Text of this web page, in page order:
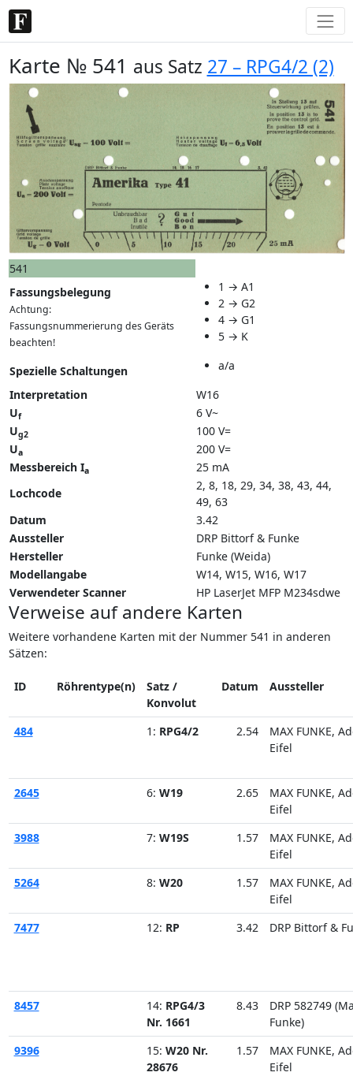
Karte № 541 aus Satz 27 – RPG4/2 (2)
541
Fassungsbelegung
Achtung:
Fassungsnummerierung des Geräts
beachten!
1 → A1
2 → G2
4 → G1
5 → K
Spezielle Schaltungen
a/a
Interpretation
W16
Uf
6 V~
Ug2
100 V=
Ua
200 V=
Messbereich Ia
25 mA
Lochcode
2, 8, 18, 29, 34, 38, 43, 44,
49, 63
Datum
3.42
Aussteller
DRP Bittorf & Funke
Hersteller
Funke (Weida)
Modellangabe
W14 W15 W16 W17
Verwendeter Scanner
HP LaserJet MFP M234sdwe
Verweise auf andere Karten
Weitere vorhandene Karten mit der Nummer 541 in anderen
Sätzen:
ID Röhrentype(n)
Satz /
Konvolut
Datum Aussteller
484 1: RPG4/2 2.54
MAX FUNKE,
Eifel
2645 6: W19 2.65
MAX FUNKE,
Eifel
3988
7: W19S 1.57
MAX FUNKE,
Eifel
5264
8: W20 1.57
MAX FUNKE,
Eifel
7477
12: RP 3.42 DRP Bittorf &
8457 14: RPG4/3
Nr. 1661
8.43
DRP 582749
Funke)
9396
15: W20 Nr.
28676
1.57
MAX FUNKE,
Eifel